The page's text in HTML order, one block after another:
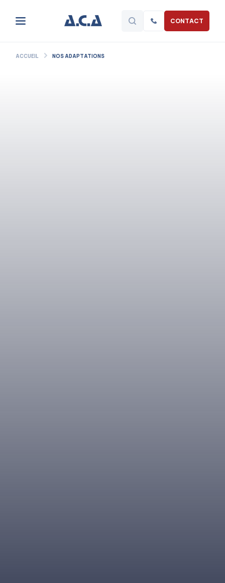
CONTACT
ACCUEIL NOS ADAPTATIONS